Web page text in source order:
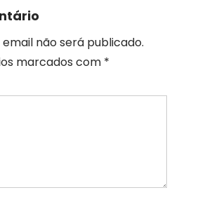
não será publicado.
marcados com *